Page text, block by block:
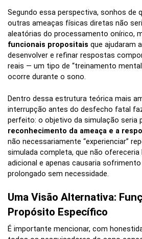
Segundo essa perspectiva, sonhos de
outras ameaças físicas diretas não
aleatórias do processamento onírico,
funcionais propositais que ajudaram
desenvolver e refinar respostas
reais — um tipo de “treinamento
ocorre durante o sono.
Dentro dessa estrutura teórica mais
interrupção antes do desfecho fatal
perfeito: o objetivo da simulação seria
reconhecimento da ameaça e a
não necessariamente “experienciar”
simulada completa, que não
adicional e apenas causaria
prolongado sem necessidade.
Uma Visão Alternativa:
Propósito Específico
É importante mencionar, com